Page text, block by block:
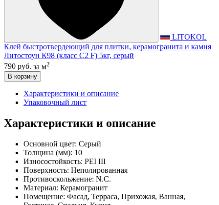
LITOKOL
Клей быстротвердеющий для плитки, керамогранита и камня
Литостоун К98 (класс С2 F) 5кг, серый
790 руб. за м2
В корзину
Характеристики и описание
Упаковочный лист
Характеристики и описание
Основной цвет: Серый
Толщина (мм): 10
Износостойкость: PEI III
Поверхность: Неполированная
Противоскольжение: N.C.
Материал: Керамогранит
Помещение: Фасад, Терраса, Прихожая, Ванная,